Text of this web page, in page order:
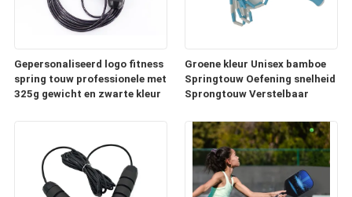
Gepersonaliseerd logo fitness
spring touw professionele met
325g gewicht en zwarte kleur
Groene kleur Unisex bamboe
Springtouw Oefening snelheid
Sprongtouw Verstelbaar